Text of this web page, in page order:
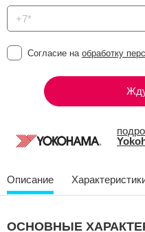
Согласие на обработку
Описание
ОСНОВНЫЕ